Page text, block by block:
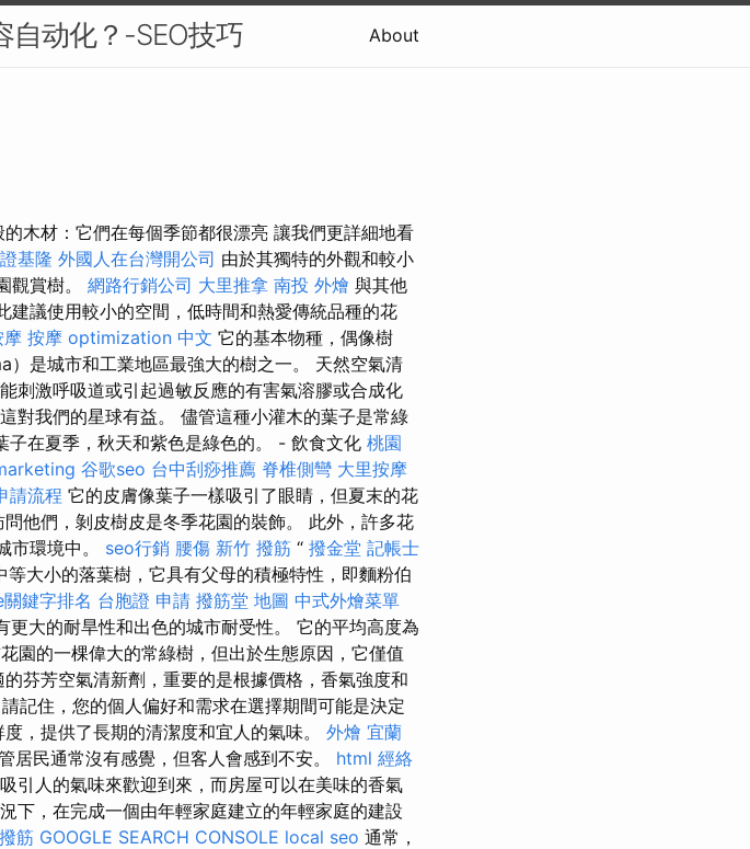
自动化？-SEO技巧 About
木材：它們在每個季節都很漂亮 讓我們更詳細地看
基隆 外國人在台灣開公司 由於其獨特的外觀和較小
觀賞樹。 網路行銷公司 大里推拿 南投 外燴 與其他
議使用較小的空間，低時間和熱愛傳統品種的花
摩 按摩 optimization 中文 它的基本物種，偶像樹
）是城市和工業地區最強大的樹之一。 天然空氣清
刺激呼吸道或引起過敏反應的有害氣溶膠或合成化
對我們的星球有益。 儘管這種小灌木的葉子是常綠
在夏季，秋天和紫色是綠色的。 - 飲食文化 桃園
谷歌seo 台中刮痧推薦 脊椎側彎 大里按摩
請流程 它的皮膚像葉子一樣吸引了眼睛，但夏末的花
他們，剝皮樹皮是冬季花園的裝飾。 此外，許多花
市環境中。 seo行銷 腰傷 新竹 撥筋 “ 撥金堂 記帳士
大小的落葉樹，它具有父母的積極特性，即麵粉伯
鍵字排名 台胞證 申請 撥筋堂 地圖 中式外燴菜單
更大的耐旱性和出色的城市耐受性。 它的平均高度為
園的一棵偉大的常綠樹，但出於生態原因，它僅值
芬芳空氣清新劑，重要的是根據價格，香氣強度和
請記住，您的個人偏好和需求在選擇期間可能是決定
，提供了長期的清潔度和宜人的氣味。 外燴 宜蘭
居民通常沒有感覺，但客人會​​感到不安。 html 經絡
引人的氣味來歡迎到來，而房屋可以在美味的香氣
下，在完成一個由年輕家庭建立的年輕家庭的建設
撥筋 GOOGLE SEARCH CONSOLE local seo 通常，